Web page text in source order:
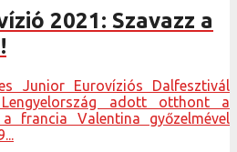
2021: Szavazz a
Junior Eurovíziós Dalfesztivál
Lengyelország adott otthont a
francia Valentina győzelmével